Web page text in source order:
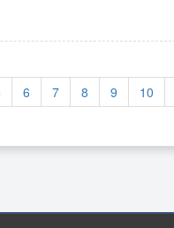
6 7 8 9 10